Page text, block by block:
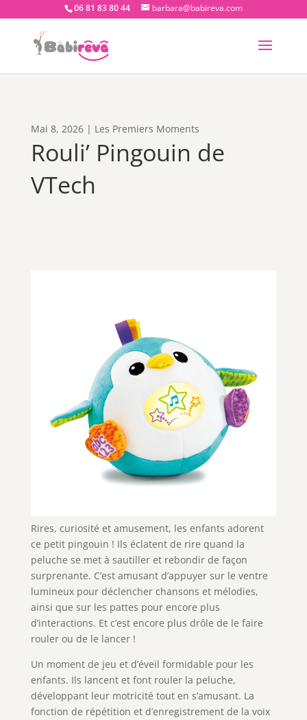
06 81 83 80 44 barbara@babireva.com
Mai 8, 2026| Les Premiers Moments
Rouli’ Pingouin de
VTech
Rires, curiosité et amusement, les enfants adorent
ce petit pingouin ! Ils éclatent de rire quand la
peluche se met à sautiller et rebondir de façon
surprenante. C’est amusant d’appuyer sur le ventre
lumineux pour déclencher chansons et mélodies,
ainsi que sur les pattes pour encore plus
d’interactions. Et c’est encore plus drôle de le faire
rouler ou de le lancer !
Un moment de jeu et d’éveil formidable pour les
enfants. Ils lancent et font rouler la peluche,
développant leur motricité tout en s’amusant. La
fonction de répétition et d’enregistrement de la voix